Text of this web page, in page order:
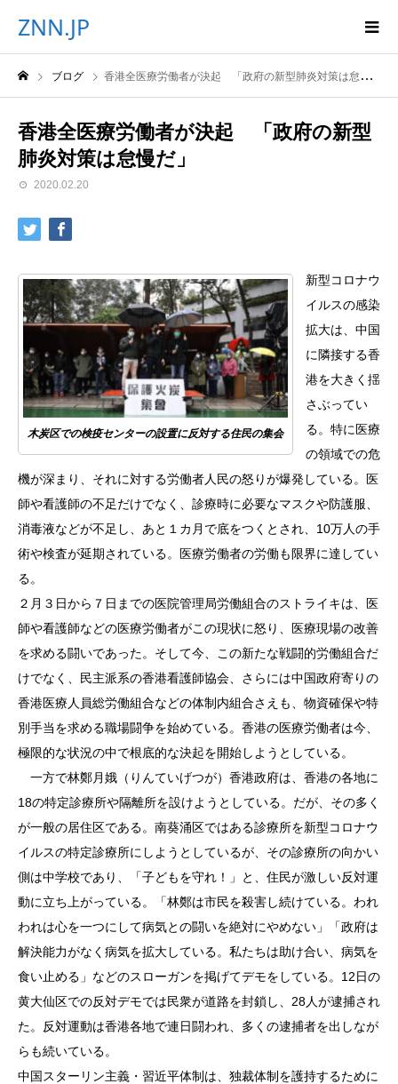
ZNN.JP
ブログ 香港全医療労働者が決起 「政府の新型肺炎対策は怠慢だ」
香港全医療労働者が決起 「政府の新型
肺炎対策は怠慢だ」
2020.02.20
木炭区での検疫センターの設置に反対する住民の集会
新型コロナウ
イルスの感染
拡大は、中国
に隣接する香
港を大きく揺
さぶってい
る。特に医療
の領域での危
機が深まり、それに対する労働者人民の怒りが爆発している。医
師や看護師の不足だけでなく、診療時に必要なマスクや防護服、
消毒液などが不足し、あと１カ月で底をつくとされ、10万人の手
術や検査が延期されている。医療労働者の労働も限界に達してい
る。
２月３日から７日までの医院管理局労働組合のストライキは、医
師や看護師などの医療労働者がこの現状に怒り、医療現場の改善
を求める闘いであった。そして今、この新たな戦闘的労働組合だ
けでなく、民主派系の香港看護師協会、さらには中国政府寄りの
香港医療人員総労働組合などの体制内組合さえも、物資確保や特
別手当を求める職場闘争を始めている。香港の医療労働者は今、
極限的な状況の中で根底的な決起を開始しようとしている。
一方で林鄭月娥（りんていげつが）香港政府は、香港の各地に
18の特定診療所や隔離所を設けようとしている。だが、その多く
が一般の居住区である。南葵涌区ではある診療所を新型コロナウ
イルスの特定診療所にしようとしているが、その診療所の向かい
側は中学校であり、「子どもを守れ！」と、住民が激しい反対運
動に立ち上がっている。「林鄭は市民を殺害し続けている。われ
われは心を一つにして病気との闘いを絶対にやめない」「政府は
解決能力がなく病気を拡大している。私たちは助け合い、病気を
食い止める」などのスローガンを掲げてデモをしている。12日の
黄大仙区での反対デモでは民衆が道路を封鎖し、28人が逮捕され
た。反対運動は香港各地で連日闘われ、多くの逮捕者を出しなが
らも続いている。
中国スターリン主義・習近平体制は、独裁体制を護持するために